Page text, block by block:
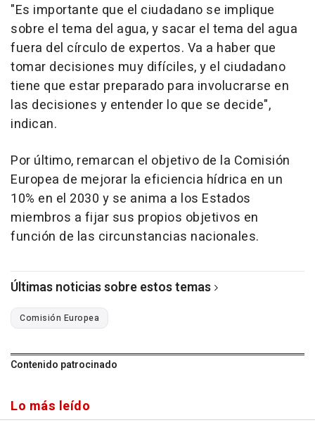
"Es importante que el ciudadano se implique
sobre el tema del agua, y sacar el tema del agua
fuera del círculo de expertos. Va a haber que
tomar decisiones muy difíciles, y el ciudadano
tiene que estar preparado para involucrarse en
las decisiones y entender lo que se decide",
indican.
Por último, remarcan el objetivo de la Comisión
Europea de mejorar la eficiencia hídrica en un
10% en el 2030 y se anima a los Estados
miembros a fijar sus propios objetivos en
función de las circunstancias nacionales.
Últimas noticias sobre estos temas
Comisión Europea
Contenido patrocinado
Lo más leído